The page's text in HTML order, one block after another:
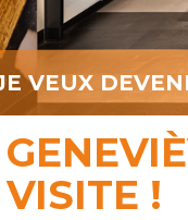
VEUX
VISITE !